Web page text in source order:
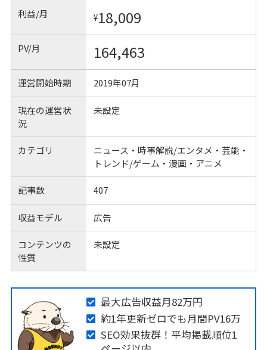
利益/月 ¥18,009
PV/月 164,463
運営開始時期 2019年07月
現在の運営状
況
未設定
カテゴリ
ニュース・時事解説/エンタメ・芸能・
トレンド/ゲーム・漫画・アニメ
記事数 407
収益モデル 広告
コンテンツの
性質
未設定
最大広告収益月82万円
約1年更新ゼロでも月間PV16万
SEO効果抜群！平均掲載順位1